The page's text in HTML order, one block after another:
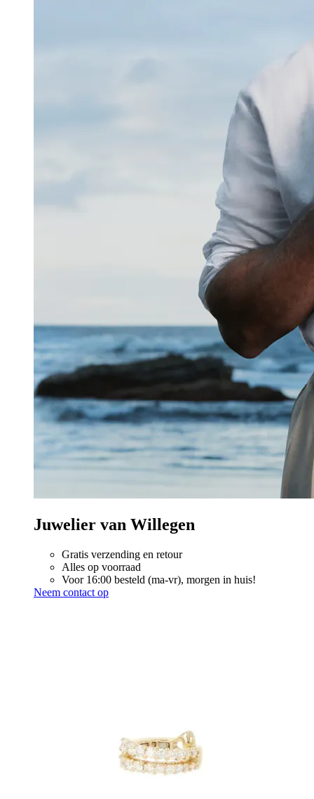
Juwelier van Willegen
Gratis verzending en retour
Alles op voorraad
Voor 16:00 besteld (ma-vr), morgen in huis!
Neem contact op